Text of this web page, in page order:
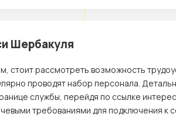
Шербакуля
стоит рассмотреть возможность
проводят набор персонала.
службы, перейдя по ссылке
требованиями для подключения к